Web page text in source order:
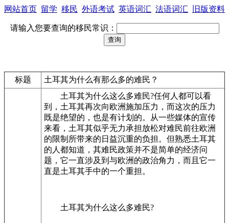
网站首页 留学 移民 外语考试 英语词汇 法语词汇 旧版资料
请输入您要查询的移民常识：
标题 土耳其为什么有那么多的难民？
土耳其为什么这么多难民?任何人都可以看
到，土耳其再次向欧洲施加压力，而这次的压力
既是绝望的，也是有计划的。从一些媒体的宣传
来看，土耳其似乎无力承担放松对难民前往欧洲
的限制所带来的日益沉重的负担。但熟悉土耳其
的人都知道，其难民政策并不是简单的经济问
题，它一直涉及到与欧洲的政治角力，而且它一
直是土耳其手中的一个重担。
土耳其为什么这么多难民?